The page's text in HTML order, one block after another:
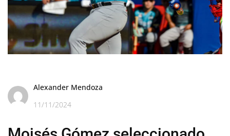
Alexander Mendoza
11/11/2024